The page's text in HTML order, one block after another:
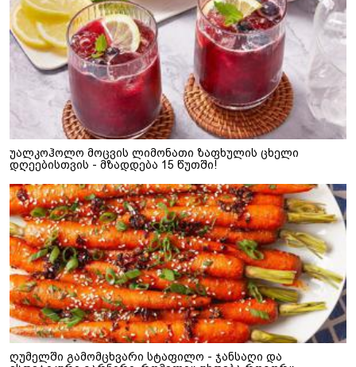
უალკოჰოლო მოცვის ლიმონათი ზაფხულის ცხელი
დღეებისთვის - მზადდება 15 წუთში!
ღუმელში გამომცხვარი სტაფილო - ჯანსაღი და